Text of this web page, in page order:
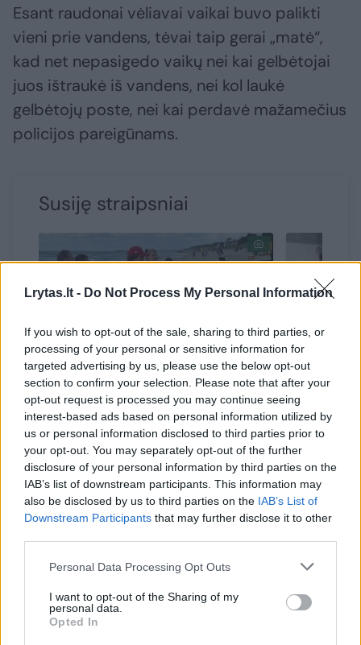
Lrytas.lt - Do Not Process My Personal Information
If you wish to opt-out of the sale, sharing to third parties, or
processing of your personal or sensitive information for
targeted advertising by us, please use the below opt-out
section to confirm your selection. Please note that after your
opt-out request is processed you may continue seeing
interest-based ads based on personal information utilized by
us or personal information disclosed to third parties prior to
your opt-out. You may separately opt-out of the further
disclosure of your personal information by third parties on the
IAB’s list of downstream participants. This information may
also be disclosed by us to third parties on the IAB’s List of
Downstream Participants that may further disclose it to other
Personal Data Processing Opt Outs
I want to opt-out of the Sharing of my
personal data.
Opted In
Esant raudonai vėliavai vaikai buvo palikti
vieni prie vandens, tėvai taip gerai „matė“,
kad net nepasigedo vaikų nei kai gelbėtojai
juos ištraukė iš vandens, nei kol laukė
gelbėtojų poste, nei kai perdavė mažamečius
policijos pareigūnams.
Susiję straipsniai
Drama Palangoje:
dvidešimtmetei vilnietei
atostogos vos nesibaigė
tragiškai
tokia
Tebūnie mes būsim blogiausi, bet ir toliau
stengsimės daryti viską, kad žmonės iš
pajūrio išeitų patys ir jokiose kapinėse